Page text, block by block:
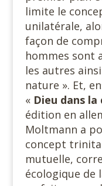
limite le
unilatérale,
façon de
hommes sont
les autres
nature ». Et,
« Dieu dans
édition en
Moltmann a
concept
mutuelle,
écologique de